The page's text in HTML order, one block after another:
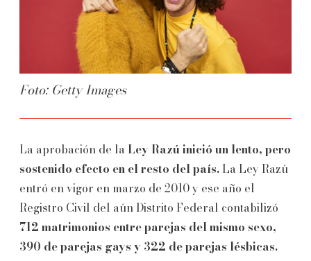
Foto: Getty Images
La aprobación de la Ley Razú inició un lento, pero
sostenido efecto en el resto del país. La Ley Razú
entró en vigor en marzo de 2010 y ese año el
Registro Civil del aún Distrito Federal contabilizó
712 matrimonios entre parejas del mismo sexo,
390 de parejas gays y 322 de parejas lésbicas.